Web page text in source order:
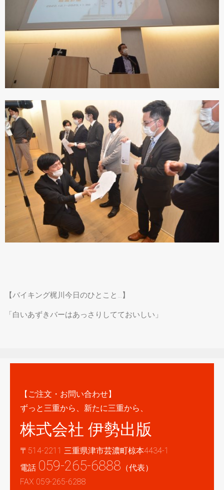
【バイキング梶川今日のひとこと…】
「白いあずきバーはあっさりしてておいしい」
【ご注文・お問い合わせ】
ずっと三重から、新たに三重から、
株式会社 伊勢出版
〒514-2211 三重県津市芸濃町椋本4434-1
電話 059-265-6888 （代表）
FAX 059-265-6288